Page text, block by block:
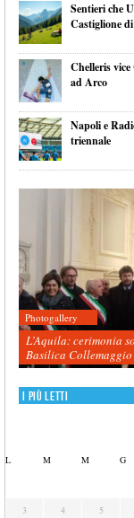
Sentieri che
Castiglione
Chelleris
ad Arco
Napoli e
triennale
Photogallery
L’Aquila: cerimonia
Basilica Collemaggio
I più letti
L M M G
3
4 5